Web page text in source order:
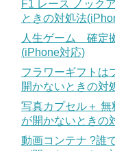
F1 レース ノック
ときの対処法
人生ゲーム 確定
(iPhone対応)
フラワーギフトは
開かないときの対
写真カプセル＋ 無
が開かないときの
動画コンテナ ?誰